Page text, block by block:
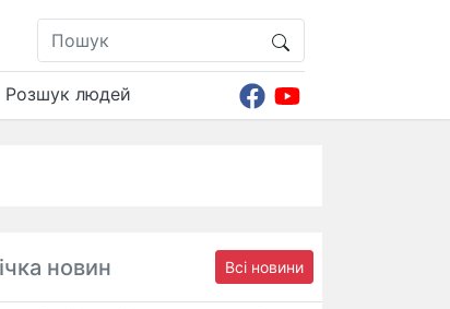
Розшук людей
новин Всі новини